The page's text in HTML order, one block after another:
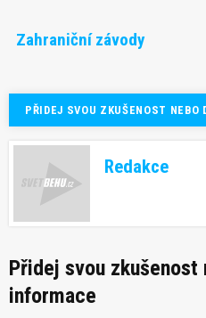
Zahraniční závody
PŘIDEJ SVOU ZKUŠENOST NEBO
Redakce
Přidej svou zkušenost
informace